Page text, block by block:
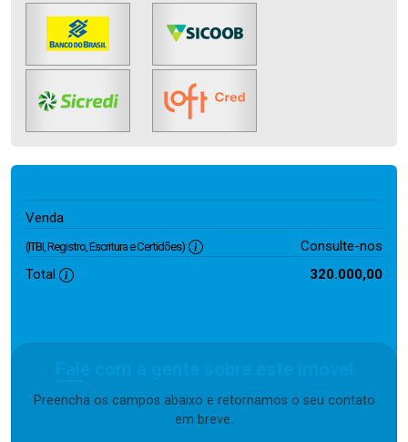
Venda
(ITBI, Registro, Escritura e Certidões)
Consulte-nos
Total
320.000,00
Preencha os campos abaixo e retornamos o seu contato
em breve.